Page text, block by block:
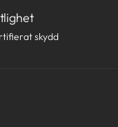
skydd